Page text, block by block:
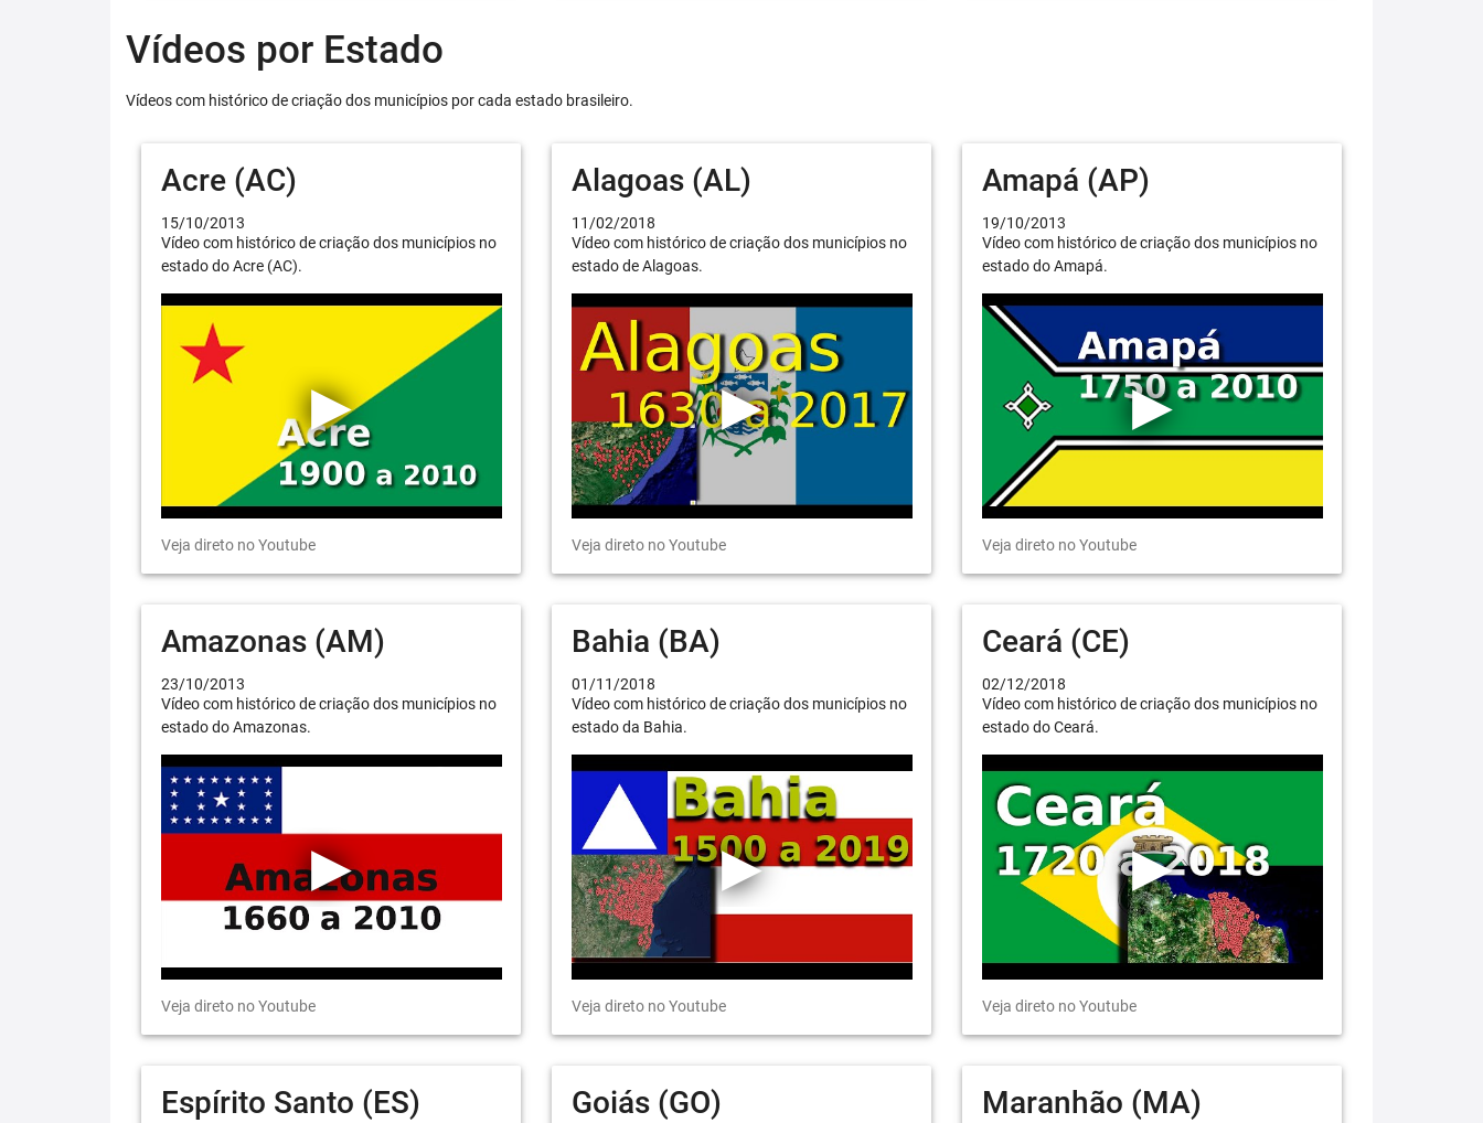
Vídeos por Estado
Vídeos com histórico de criação dos municípios por cada estado brasileiro.
Acre (AC)
15/10/2013
Vídeo com histórico de criação dos municípios no
estado do Acre (AC).
Veja direto no Youtube
Alagoas (AL)
11/02/2018
Vídeo com histórico de criação dos municípios no
estado de Alagoas.
Veja direto no Youtube
Amapá (AP)
19/10/2013
Vídeo com histórico de criação dos municípios no
estado do Amapá.
Veja direto no Youtube
Amazonas (AM)
23/10/2013
Vídeo com histórico de criação dos municípios no
estado do Amazonas.
Veja direto no Youtube
Bahia (BA)
01/11/2018
Vídeo com histórico de criação dos municípios no
estado da Bahia.
Veja direto no Youtube
Ceará (CE)
02/12/2018
Vídeo com histórico de criação dos municípios no
estado do Ceará.
Veja direto no Youtube
Espírito Santo (ES) Goiás (GO) Maranhão (MA)